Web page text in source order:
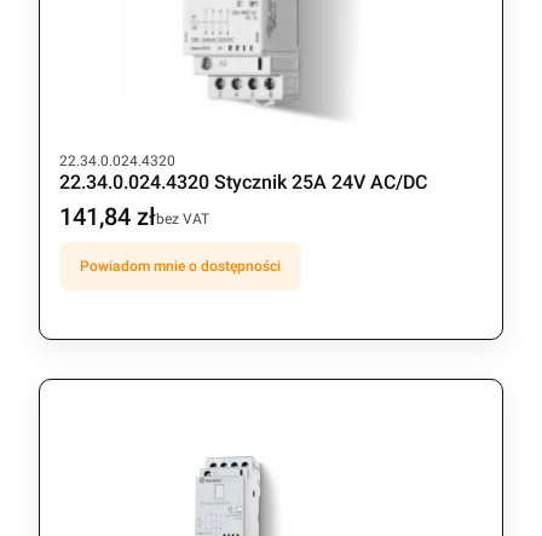
Kod produktu
22.34.0.024.4320
22.34.0.024.4320 Stycznik 25A 24V AC/DC
Cena
141,84 złbez VAT
Powiadom mnie o dostępności